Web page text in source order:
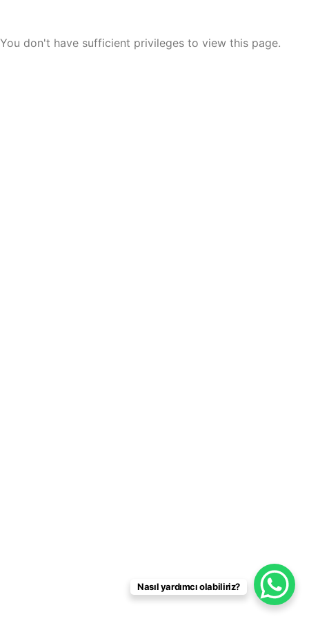
You don't have sufficient privileges to view this page.
Nasıl yardımcı olabiliriz?